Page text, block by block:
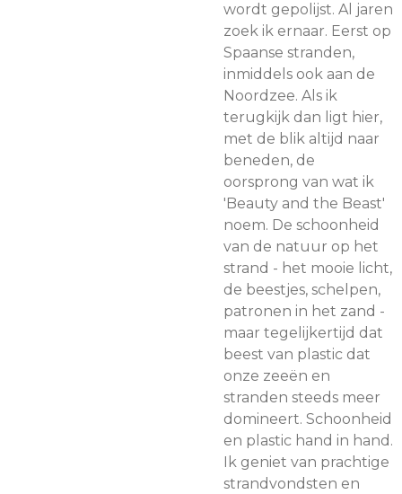
wordt gepolijst. Al jaren
zoek ik ernaar. Eerst op
Spaanse stranden,
inmiddels ook aan de
Noordzee. Als ik
terugkijk dan ligt hier,
met de blik altijd naar
beneden, de
oorsprong van wat ik
'Beauty and the Beast'
noem. De schoonheid
van de natuur op het
strand - het mooie licht,
de beestjes, schelpen,
patronen in het zand -
maar tegelijkertijd dat
beest van plastic dat
onze zeeën en
stranden steeds meer
domineert. Schoonheid
en plastic hand in hand.
Ik geniet van prachtige
strandvondsten en